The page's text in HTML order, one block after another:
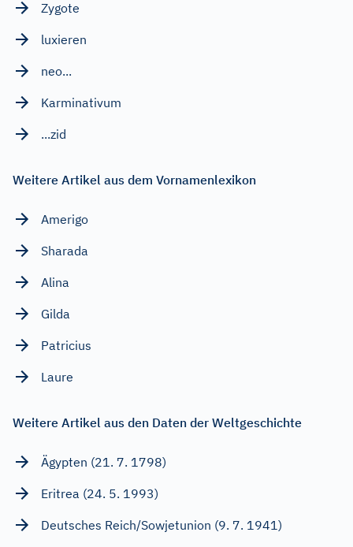
Zygote
luxieren
neo...
Karminativum
...zid
Weitere Artikel aus dem Vornamenlexikon
Amerigo
Sharada
Alina
Gilda
Patricius
Laure
Weitere Artikel aus den Daten der Weltgeschichte
Ägypten (21. 7. 1798)
Eritrea (24. 5. 1993)
Deutsches Reich/Sowjetunion (9. 7. 1941)